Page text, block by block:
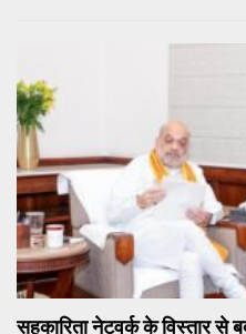
सहकारिता नेटवर्क के विस्तार से